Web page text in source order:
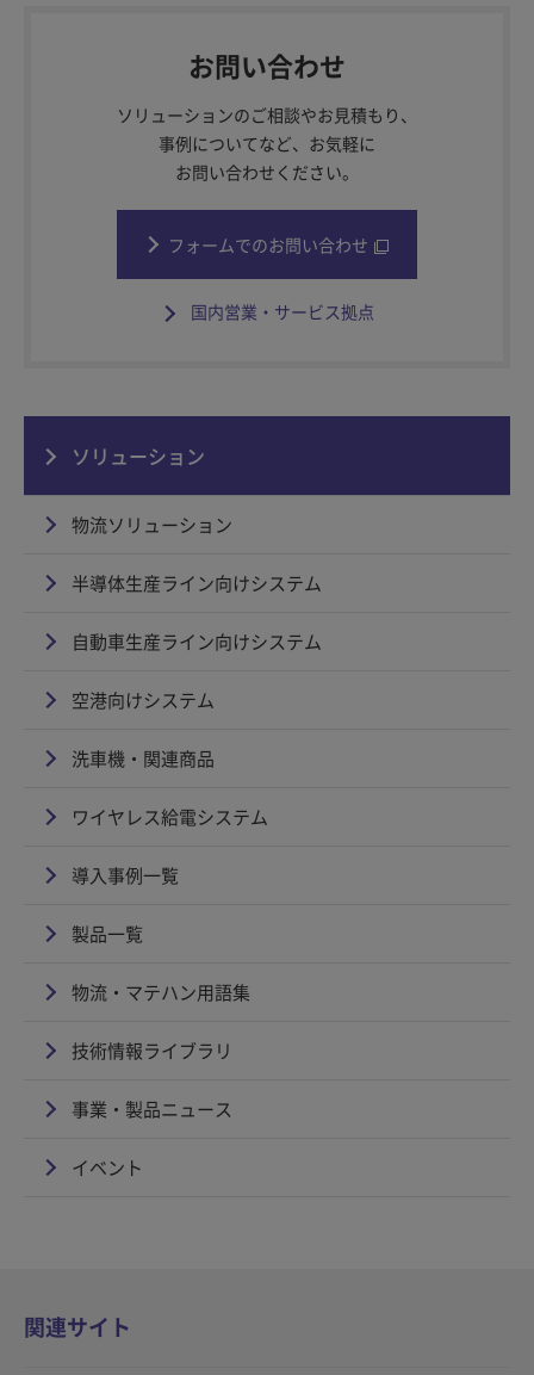
お問い合わせ
ソリューションのご相談やお見積もり、
事例についてなど、お気軽に
お問い合わせください。
フォームでのお問い合わせ
国内営業・サービス拠点
ソリューション
物流ソリューション
半導体生産ライン向けシステム
自動車生産ライン向けシステム
空港向けシステム
洗車機・関連商品
ワイヤレス給電システム
導入事例一覧
製品一覧
物流・マテハン用語集
技術情報ライブラリ
事業・製品ニュース
イベント
関連サイト